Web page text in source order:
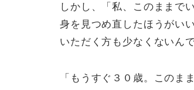
しかし、「私、このままで
身を見つめ直したほうがい
いただく方も少なくないんで
「もうすぐ３０歳。このま